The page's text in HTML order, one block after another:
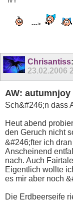
--->
Chrisantiss:
23.02.2006
AW: autumnjoy
Sch&#246;n dass
Heut abend
den Geruch nicht
&#246;fter ich
Anscheinend
nach. Auch
Eigentlich wollte
es mir aber noch
Die Erdbeerseife